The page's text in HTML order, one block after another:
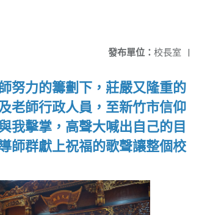
發布單位： 校長室 |
努力的籌劃下，莊嚴又隆重的
老師行政人員，至新竹市信仰
我擊掌，高聲大喊出自己的目
師群獻上祝福的歌聲讓整個校